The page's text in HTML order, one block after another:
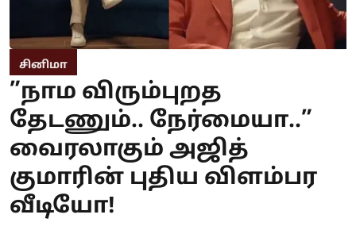
சினிமா
”நாம விரும்புறத
தேடணும்.. நேர்மையா..”
வைரலாகும் அஜித்
குமாரின் புதிய விளம்பர
வீடியோ!